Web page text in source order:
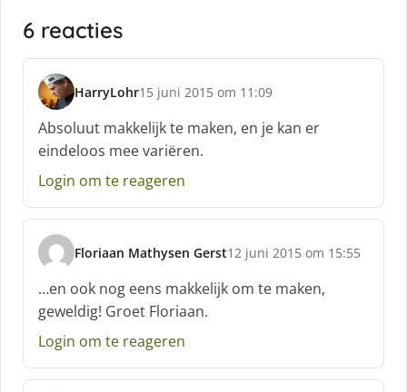
6 reacties
HarryLohr
s
c
h
r
e
f
15 juni 2015 om 11:09
Absoluut makkelijk te maken, en je kan er
eindeloos mee variëren.
Login om te reageren
Floriaan Mathysen Gerst
s
h
r
e
f
12 juni 2015 om 15:55
…en ook nog eens makkelijk om te maken,
geweldig! Groet Floriaan.
Login om te reageren